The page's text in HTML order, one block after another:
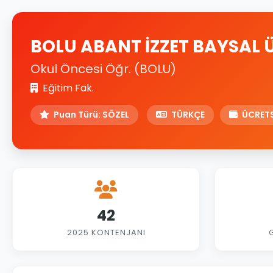
BOLU ABANT İZZET BAYSAL
Okul Öncesi Öğr. (BOLU)
Eğitim Fak.
Puan Türü: SÖZEL TÜRKÇE
42
2025 KONTENJANI